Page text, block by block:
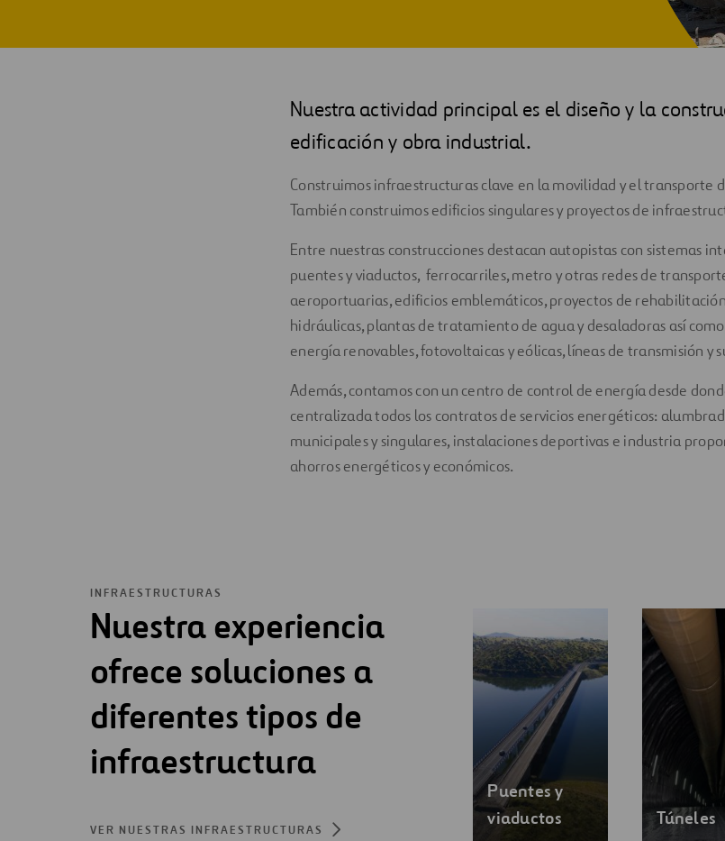
Nuestra actividad principal es el diseño y la
edificación y obra industrial.
Construimos infraestructuras clave en la movilidad y el transporte
También construimos edificios singulares y proyectos de
Entre nuestras construcciones destacan autopistas con sistemas
puentes y viaductos, ferrocarriles, metro y otras redes de
aeroportuarias, edificios emblemáticos, proyectos de
hidráulicas, plantas de tratamiento de agua y desaladoras así
energía renovables, fotovoltaicas y eólicas, líneas de transmisión y
Además, contamos con un centro de control de energía desde
centralizada todos los contratos de servicios energéticos:
municipales y singulares, instalaciones deportivas e industria
ahorros energéticos y económicos.
INFRAESTRUCTURAS
Nuestra experiencia
ofrece soluciones a
diferentes tipos de
infraestructura
VER NUESTRAS INFRAESTRUCTURAS
Puentes y
viaductos
Túneles